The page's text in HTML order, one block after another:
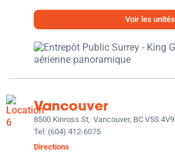
Voir les unités
Vancouver
8500 Kinross St, Vancouver, BC V5S 4V9
Tel: (604) 412-6075
Directions